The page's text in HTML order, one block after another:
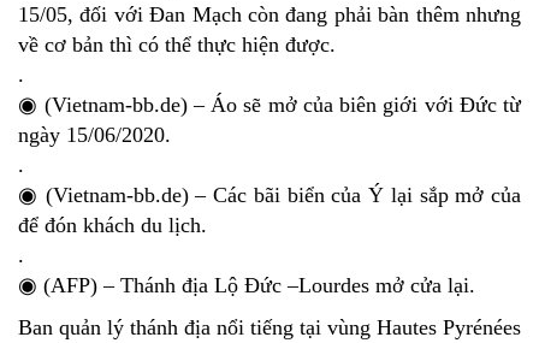
15/05, đối với Đan Mạch còn đang phải bàn thêm nhưng
về cơ bản thì có thể thực hiện được.
.
◉ (Vietnam-bb.de) – Áo sẽ mở của biên giới với Đức từ
ngày 15/06/2020.
.
◉ (Vietnam-bb.de) – Các bãi biển của Ý lại sắp mở của
để đón khách du lịch.
.
◉ (AFP) – Thánh địa Lộ Đức –Lourdes mở cửa lại.
Ban quản lý thánh địa nổi tiếng tại vùng Hautes Pyrénées